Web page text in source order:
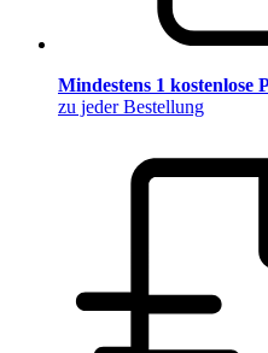
Mindestens 1 kostenlose
zu jeder Bestellung